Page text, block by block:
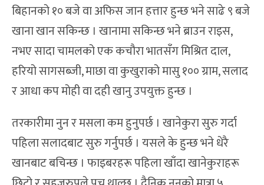
बिहानको १० बजे वा अफिस जान हत्तार हुन्छ भने साढे ९ बजे
खाना खान सकिन्छ । खानामा सकिन्छ भने ब्राउन राइस,
नभए सादा चामलको एक कचौरा भातसँग मिश्रित दाल,
हरियो सागसब्जी, माछा वा कुखुराको मासु १०० ग्राम, सलाद
र आधा कप मोही वा दही खानु उपयुक्त हुन्छ ।
तरकारीमा नुन र मसला कम हुनुपर्छ । खानेकुरा सुरु गर्दा
पहिला सलादबाट सुरु गर्नुपर्छ । यसले के हुन्छ भने धेरै
खानबाट बचिन्छ । फाइबरहरू पहिला खाँदा खानेकुराहरू